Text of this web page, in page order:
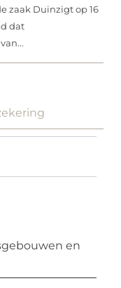
zaak Duinzigt op 16
dat
en